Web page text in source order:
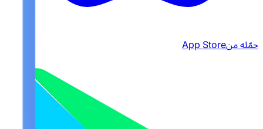
حمّله منApp Store